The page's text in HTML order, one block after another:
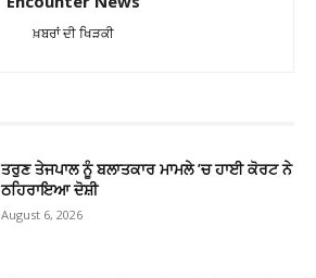
ਖ਼ਬਰਾਂ ਦੀ ਖਿੜਕੀ
ਤਰੁਣ ਤੇਜਪਾਲ ਨੂੰ ਬਲਾਤਕਾਰ ਮਾਮਲੇ ’ਚ ਹਾਈ ਕੋਰਟ ਨੇ
ਠਹਿਰਾਇਆ ਦੋਸ਼ੀ
August 6, 2026